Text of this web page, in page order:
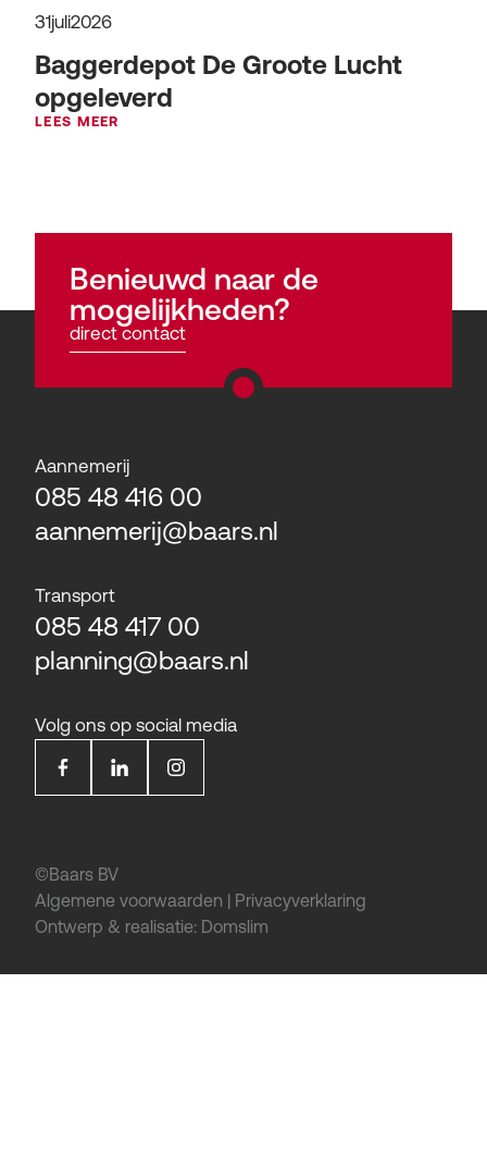
31juli2026
Baggerdepot De Groote Lucht
opgeleverd
LEES MEER
Benieuwd naar de
mogelijkheden?
direct contact
Aannemerij
085 48 416 00
aannemerij@baars.nl
Transport
085 48 417 00
planning@baars.nl
Volg ons op social media
©Baars BV
Algemene voorwaarden | Privacyverklaring
Ontwerp & realisatie: Domslim